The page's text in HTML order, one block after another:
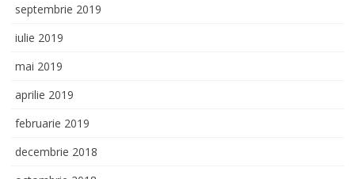
septembrie 2019
iulie 2019
mai 2019
aprilie 2019
februarie 2019
decembrie 2018